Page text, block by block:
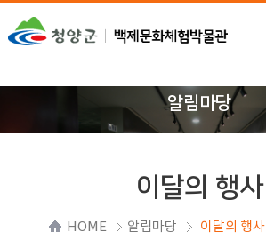
알림마당
이달의 행사
HOME 알림마당 이달의 행사